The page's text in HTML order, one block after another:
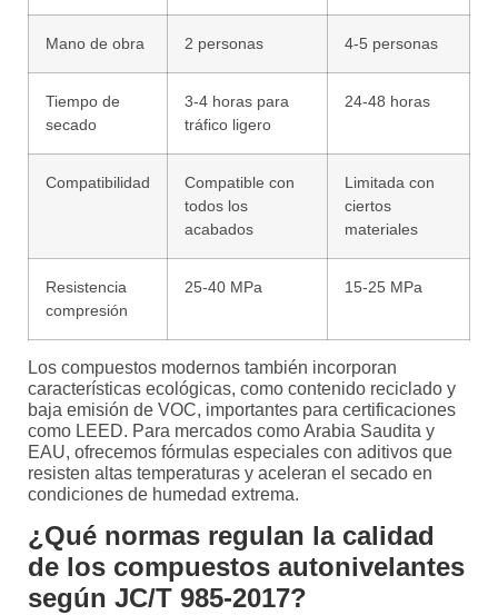
Mano de obra 2 personas 4-5 personas
Tiempo de
secado
3-4 horas para
tráfico ligero
24-48 horas
Compatibilidad
Compatible con
todos los
acabados
Limitada con
ciertos
materiales
Resistencia
compresión
25-40 MPa 15-25 MPa
Los compuestos modernos también incorporan
características ecológicas, como contenido reciclado y
baja emisión de VOC, importantes para certificaciones
como LEED. Para mercados como Arabia Saudita y
EAU, ofrecemos fórmulas especiales con aditivos que
resisten altas temperaturas y aceleran el secado en
condiciones de humedad extrema.
¿Qué normas regulan la calidad
de los compuestos autonivelantes
según JC/T 985-2017?